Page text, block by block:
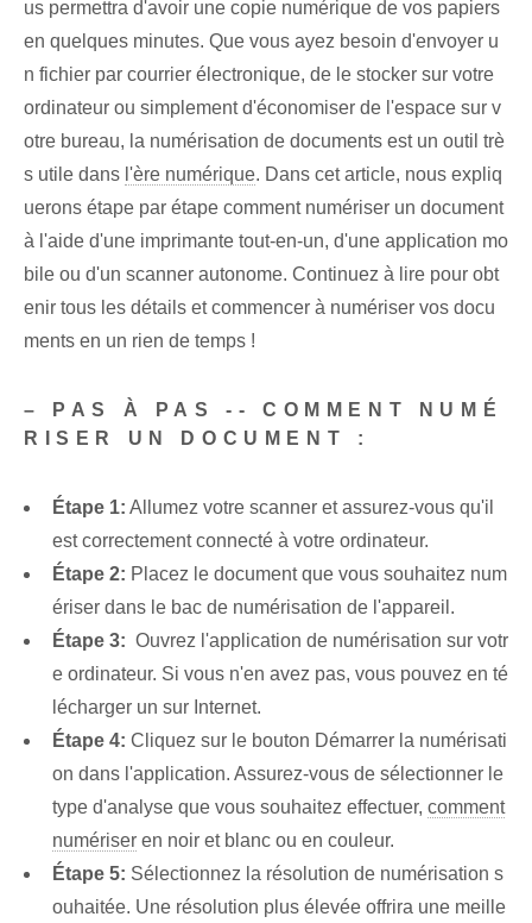
us permettra d'avoir une copie numérique de vos papiers
en quelques minutes. Que vous ayez besoin d'envoyer u
n fichier par courrier électronique, de le stocker sur votre
ordinateur ou simplement d'économiser de l'espace sur v
otre bureau, la numérisation de documents est un outil trè
s utile dans l'ère numérique. Dans cet article, nous expliq
uerons étape par étape comment numériser un document
à l'aide d'une imprimante tout-en-un, d'une application mo
bile ou d'un scanner autonome. Continuez à lire pour obt
enir tous les détails et commencer à numériser vos docu
ments en un rien de temps !
– PAS À PAS ​-- COMMENT NUMÉ
RISER UN DOCUMENT :
Étape 1: Allumez votre scanner et assurez-vous qu'il
est correctement connecté à votre ordinateur.
Étape 2: Placez le document que vous souhaitez num
ériser dans le bac de numérisation de l'appareil.
Étape 3: ‌ Ouvrez l'application de numérisation sur votr
e ordinateur. Si vous n'en avez pas, vous pouvez en té
lécharger un sur Internet.
Étape 4: Cliquez sur le bouton Démarrer la numérisati
on dans l'application. Assurez-vous de ‌sélectionner le ⁣
type d'analyse que vous souhaitez effectuer, comment
numériser en noir et blanc ou en couleur.
Étape 5: Sélectionnez la résolution de numérisation s
ouhaitée. ⁣Une résolution plus élevée​ offrira une meille